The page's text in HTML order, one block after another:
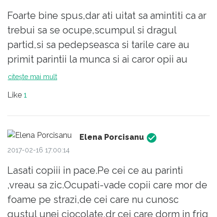
citi lider sau lideri de partid!). Ceea ce
descriam mai devreme, in psihiatrie, se
cheama psihopatie!
Mi-e teama ca exact asemenea specimene
se afla in pozitii importante, de decizie, iar
noi, oricat de relaxati in exprimare am dori sa
Totusi cred ca mai exista cate ceva la care
inca reactioneaza, forta si rezistenta
oponentilor! Deci sa continuam sa nu fim ca
ei! Cu siguranta ne ajuta la mentinerea
sanatatii mintale!
Foarte bine spus,dar ati uitat sa amintiti ca ar
trebui sa se ocupe,scumpul si dragul
partid,si sa pedepseasca si tarile care au
primit parintii la munca si ai caror opii au
ramas in tara.De ce creeaza locuri de munca?
citește mai mult
Like 1
Elena Porcisanu
2017-02-16 17:00:14
Lasati copiii in pace.Pe cei ce au parinti
,vreau sa zic.Ocupati-vade copii care mor de
foame pe strazi,de cei care nu cunosc
gustul unei ciocolate,dr cei care dorm in frig